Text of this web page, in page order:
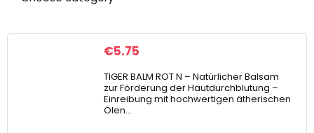
€5.75
TIGER BALM ROT N – Natürlicher Balsam
zur Förderung der Hautdurchblutung –
Einreibung mit hochwertigen ätherischen
Ölen…